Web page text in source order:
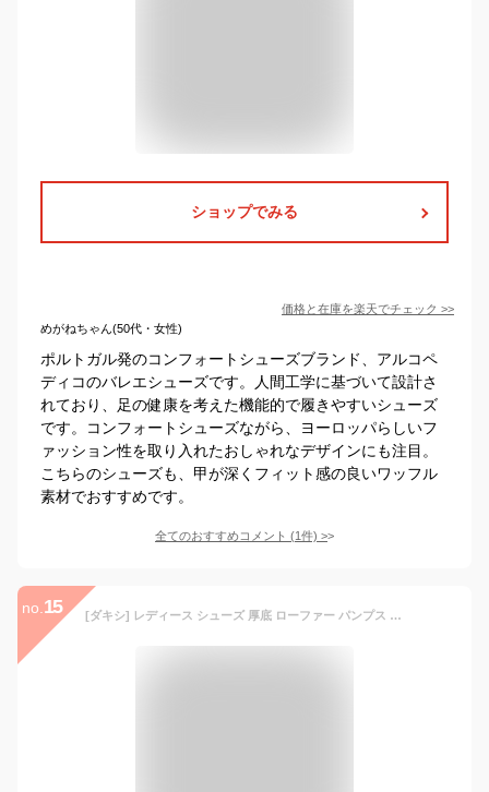
ショップでみる
価格と在庫を楽天でチェック >>
めがねちゃん(50代・女性)
ポルトガル発のコンフォートシューズブランド、アルコペ
ディコのバレエシューズです。人間工学に基づいて設計さ
れており、足の健康を考えた機能的で履きやすいシューズ
です。コンフォートシューズながら、ヨーロッパらしいフ
ァッション性を取り入れたおしゃれなデザインにも注目。
こちらのシューズも、甲が深くフィット感の良いワッフル
素材でおすすめです。
全てのおすすめコメント (1件) >
no. 15 [ダキシ] レディース シューズ 厚底 ローファー パンプス ローヒール おしゃれ かわいい 黒 ブラック 美脚 ベージュ ラウンドトゥ シンプル モカシン ローファー やわらか フォーマル レディース 厚底パンプス 23.5cm スリッポン 痛くない